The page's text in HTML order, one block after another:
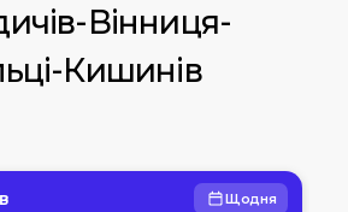
Вінниця-
Кишинів
Щодня